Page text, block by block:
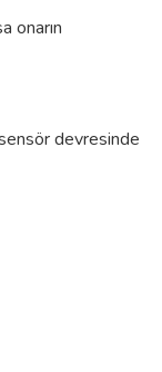
onarın
sensör devresinde